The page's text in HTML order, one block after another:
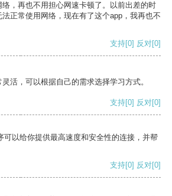
，再也不用担心网速卡顿了。以前出差的时
正常使用网络，现在有了这个app，我再也不
支持[0] 反对[0]
活，可以根据自己的需求选择学习方式。
支持[0] 反对[0]
可以给你提供最高速度和安全性的连接，并帮
支持[0] 反对[0]